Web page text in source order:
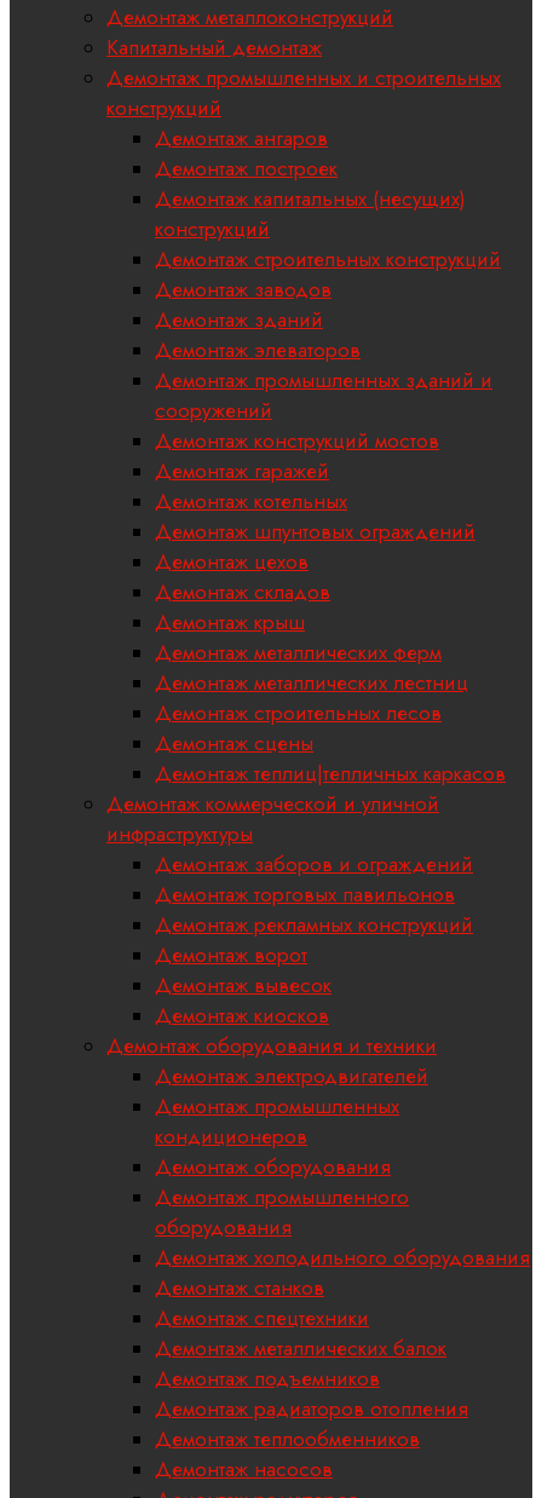
Демонтаж металлоконструкций
Капитальный демонтаж
Демонтаж промышленных и строительных
конструкций
Демонтаж ангаров
Демонтаж построек
Демонтаж капитальных (несущих)
конструкций
Демонтаж строительных конструкций
Демонтаж заводов
Демонтаж зданий
Демонтаж элеваторов
Демонтаж промышленных зданий и
сооружений
Демонтаж конструкций мостов
Демонтаж гаражей
Демонтаж котельных
Демонтаж шпунтовых ограждений
Демонтаж цехов
Демонтаж складов
Демонтаж крыш
Демонтаж металлических ферм
Демонтаж металлических лестниц
Демонтаж строительных лесов
Демонтаж сцены
Демонтаж теплиц|тепличных каркасов
Демонтаж коммерческой и уличной
инфраструктуры
Демонтаж заборов и ограждений
Демонтаж торговых павильонов
Демонтаж рекламных конструкций
Демонтаж ворот
Демонтаж вывесок
Демонтаж киосков
Демонтаж оборудования и техники
Демонтаж электродвигателей
Демонтаж промышленных
кондиционеров
Демонтаж оборудования
Демонтаж промышленного
оборудования
Демонтаж холодильного оборудования
Демонтаж станков
Демонтаж спецтехники
Демонтаж металлических балок
Демонтаж подъемников
Демонтаж радиаторов отопления
Демонтаж теплообменников
Демонтаж насосов